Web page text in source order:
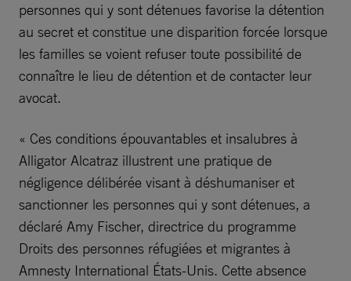
personnes qui y sont détenues favorise la détention
au secret et constitue une disparition forcée lorsque
les familles se voient refuser toute possibilité de
connaître le lieu de détention et de contacter leur
avocat.
« Ces conditions épouvantables et insalubres à
Alligator Alcatraz illustrent une pratique de
négligence délibérée visant à déshumaniser et
sanctionner les personnes qui y sont détenues, a
déclaré Amy Fischer, directrice du programme
Droits des personnes réfugiées et migrantes à
Amnesty International États-Unis. Cette absence